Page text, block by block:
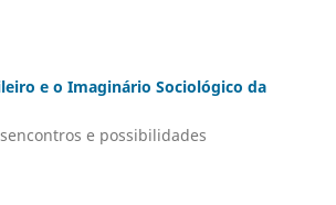
e o Imaginário Sociológico da
e possibilidades